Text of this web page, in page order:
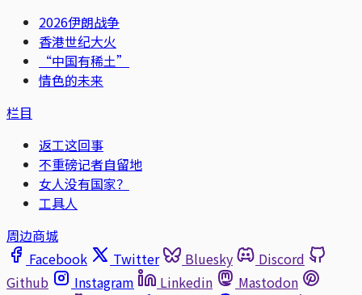
2026伊朗战争
香港世纪大火
“中国有稀土”
情色的未来
栏目
返工这回事
不重磅记者自留地
女人没有国家？
工具人
周边商城
Facebook
Twitter Bluesky
Discord
Github
Instagram Linkedin
Mastodon